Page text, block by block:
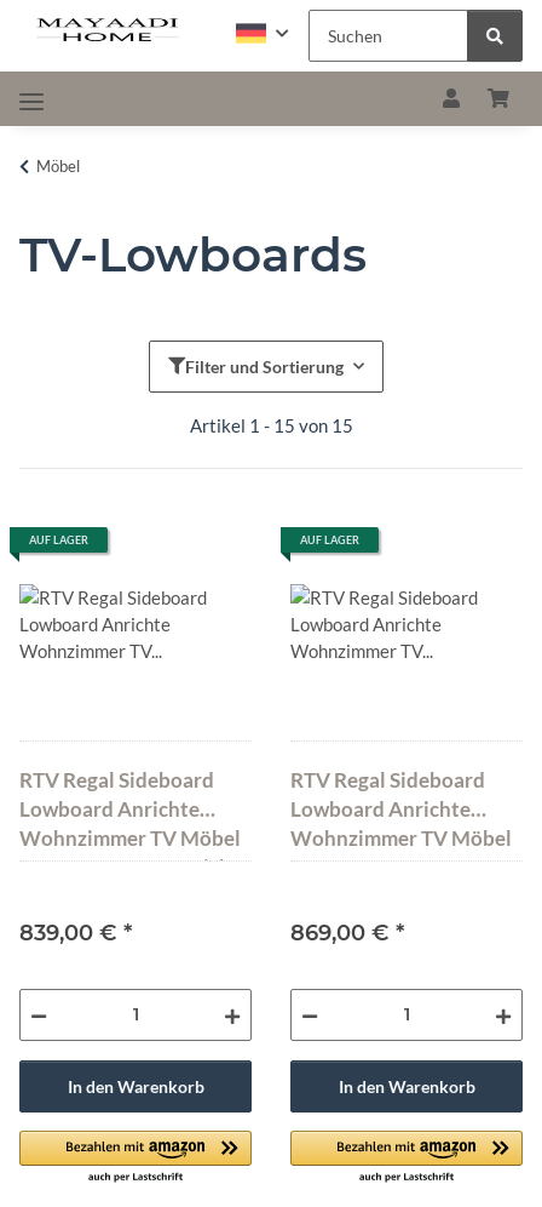
Möbel
TV-Lowboards
Filter und Sortierung
Artikel 1 - 15 von 15
AUF LAGER
RTV Regal Sideboard
Lowboard Anrichte
Wohnzimmer TV Möbel
MADISON-RTV-D Eiche
839,00 € *
In den Warenkorb
AUF LAGER
RTV Regal Sideboard
Lowboard Anrichte
Wohnzimmer TV Möbel
MADISON-RTV-O
869,00 € *
In den Warenkorb